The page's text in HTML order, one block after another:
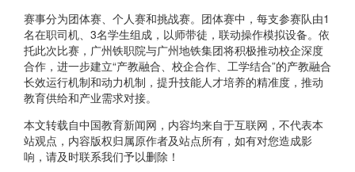
赛事分为团体赛、个人赛和挑战赛。团体赛中，每支参赛队由1
名在职司机、3名学生组成，以师带徒，联动操作模拟设备。依
托此次比赛，广州铁职院与广州地铁集团将积极推动校企深度
合作，进一步建立“产教融合、校企合作、工学结合”的产教融合
长效运行机制和动力机制，提升技能人才培养的精准度，推动
教育供给和产业需求对接。
本文转载自中国教育新闻网，内容均来自于互联网，不代表本
站观点，内容版权归属原作者及站点所有，如有对您造成影
响，请及时联系我们予以删除！